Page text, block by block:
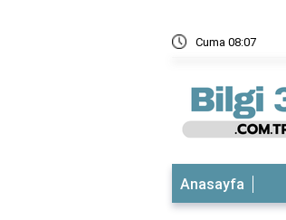
Cuma 08:07
Anasayfa